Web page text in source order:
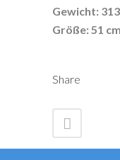
Gewicht:
Größe: 51 cm
Share